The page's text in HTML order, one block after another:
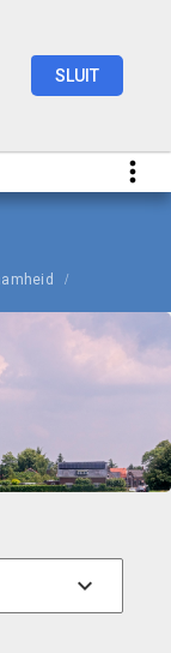
SLUIT